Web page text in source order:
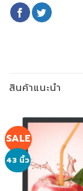
สินค้าแนะนำ
SALE
43 นิ้ว